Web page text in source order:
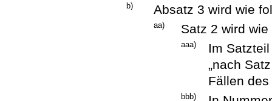
b) Absatz 3 wird wie
aa) Satz 2 wird
aaa)
Im
„nach
Fällen
bbb)